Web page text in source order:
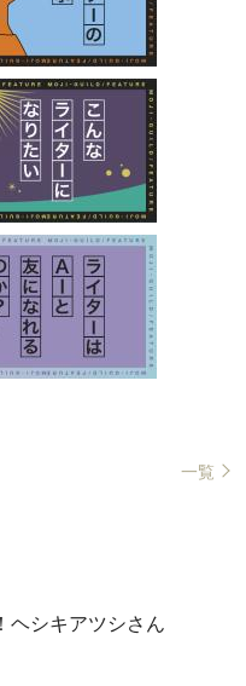
一覧
ヘシキアツシさん